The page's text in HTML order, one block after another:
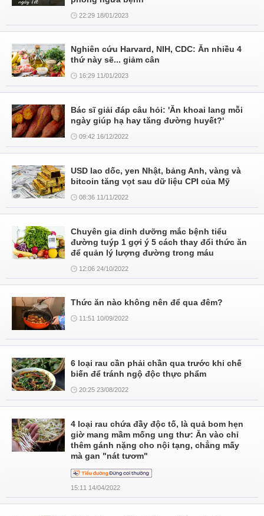
22:29 18/01/2023
Nghiên cứu Harvard, NIH, CDC: Ăn nhiều 4
thứ này sẽ... giảm cân
16:29 11/01/2023
Bác sĩ giải đáp câu hỏi: 'Ăn khoai lang mỗi
ngày giúp hạ hay tăng đường huyết?'
09:42 16/12/2022
USD lao dốc, yen Nhật, bảng Anh, vàng và
bitcoin tăng vọt sau dữ liệu CPI của Mỹ
08:36 11/11/2022
Chuyên gia dinh dưỡng mắc bệnh tiểu
đường tuýp 1 gợi ý 5 cách thay đổi thức ăn
để quản lý lượng đường trong máu
12:06 24/10/2022
Thức ăn nào không nên để qua đêm?
11:51 10/09/2022
6 loại rau cần phải chần qua trước khi chế
biến để tránh ngộ độc thực phẩm
20:25 23/08/2022
4 loại rau chứa đầy độc tố, là quả bom hẹn
giờ mang mầm mống ung thư: Ăn vào chỉ
thêm gánh nặng cho nội tạng, chẳng mấy
mà gan "nát tươm"
15:11 14/04/2022